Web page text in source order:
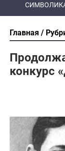
Главная
конкурс